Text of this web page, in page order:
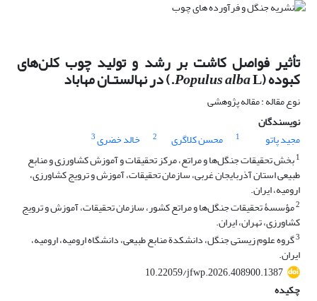
تأثیر فواصل کاشت بر رشد و تولید چوب کلن‌های
کبوده ( Populus albaL.) در نهالستـان مهاباد
نوع مقاله : مقاله پژوهشی
نویسندگان
مجید پاتو
1 محسن کلاگری 2 خالد خضری3
1بخش تحقیقات جنگل‌ها و مراتع، مرکز تحقیقات و آموزش کشاورزی و منابع
طبیعی استان آذربایجان غربی، سازمان تحقیقات، آموزش و ترویج کشاورزی،
ارومیه، ایران.
2مؤسسۀ تحقیقات جنگل‌ها و مراتع کشور، سازمان تحقیقات، آموزش و ترویج
کشاورزی، تهران، ایران.
3گروه علوم زیستی جنگل، دانشکدة منابع طبیعی، دانشگاه ارومیه، ارومیه،
ایران.
10.22059/jfwp.2026.408900.1387
چکیده